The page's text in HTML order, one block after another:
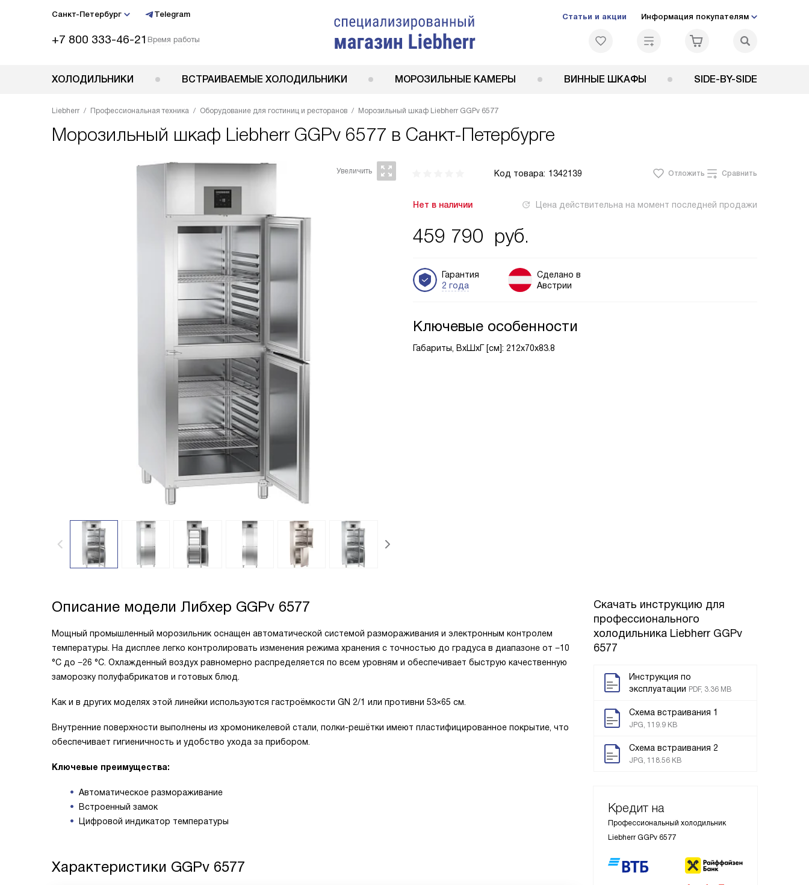
Санкт-Петербург Telegram
+7 800 333-46-21 Время работы
Статьи и акции Информация покупателям
ХОЛОДИЛЬНИКИ ВСТРАИВАЕМЫЕ ХОЛОДИЛЬНИКИ МОРОЗИЛЬНЫЕ КАМЕРЫ ВИННЫЕ ШКАФЫ SIDE-BY-SIDE
Liebherr Профессиональная техника Оборудование для гостиниц и ресторанов Морозильный шкаф Liebherr GGPv 6577
Морозильный шкаф Liebherr GGPv 6577 в Санкт-Петербурге
Код товара: 1342139 Отложить Сравнить
Нет в наличии Цена действительна на момент последней продажи
459 790 руб.
Гарантия
2 года
Сделано в
Австрии
Ключевые особенности
Габариты, ВxШxГ [см]: 212х70х83.8
Скачать инструкцию для
профессионального
холодильника Liebherr GGPv
6577
Инструкция по
эксплуатации PDF, 3.36 MB
Схема встраивания 1
JPG, 119.9 KB
Схема встраивания 2
JPG, 118.56 KB
Кредит на
Профессиональный холодильник
Liebherr GGPv 6577
Описание модели Либхер GGPv 6577
Мощный промышленный морозильник оснащен автоматической системой размораживания и электронным контролем
температуры. На дисплее легко контролировать изменения режима хранения с точностью до градуса в диапазоне от −10
°C до −26 °C. Охлажденный воздух равномерно распределяется по всем уровням и обеспечивает быструю качественную
заморозку полуфабрикатов и готовых блюд.
Как и в других моделях этой линейки используются гастроёмкости GN 2/1 или противни 53×65 см.
Внутренние поверхности выполнены из хромоникелевой стали, полки-решётки имеют пластифицированное покрытие, что
обеспечивает гигиеничность и удобство ухода за прибором.
Ключевые преимущества:
Автоматическое размораживание
Встроенный замок
Цифровой индикатор температуры
Характеристики GGPv 6577